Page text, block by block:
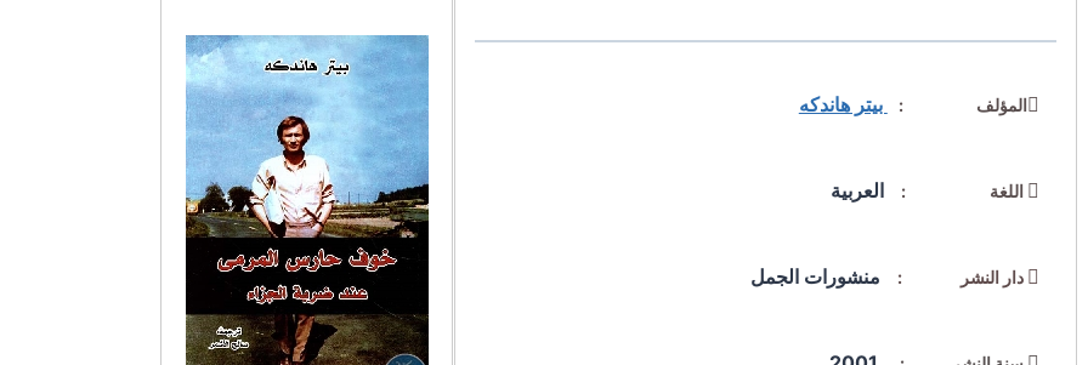
المؤلف : بيتر هاندكه
اللغة : العربية
دار النشر : منشورات الجمل